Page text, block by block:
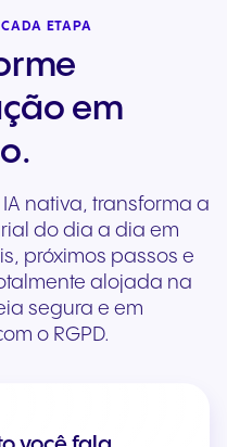
CADA ETAPA
em
nativa, transforma a
do dia a dia em
próximos passos e
alojada na
segura e em
o RGPD.